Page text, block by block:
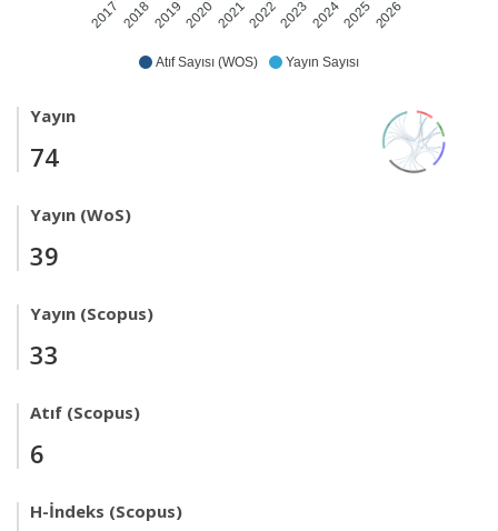
Atıf Sayısı (WOS) Yayın Sayısı
2017 201820192020202120222023202420252026
Yayın
74
Yayın (WoS)
39
Yayın (Scopus)
33
Atıf (Scopus)
6
H-İndeks (Scopus)